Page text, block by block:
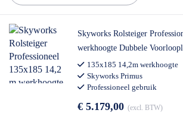
✅Vrijblijvende offerteop maat
✅ Contact:
0511- 40 25 64, of mail
Skyworks Rolsteiger
werkhoogte Dubbele
135x185 14,2m werkhoogte
Skyworks Primus
Professioneel gebruik
€ 5.179,00 excl. BTW